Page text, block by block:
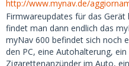
http://www.mynav.de/
Firmwareupdates für das
findet man dann endlich das
myNav 600 befindet sich noch
den PC, eine Autohalterung,
Zigarettenanzünder im Auto,